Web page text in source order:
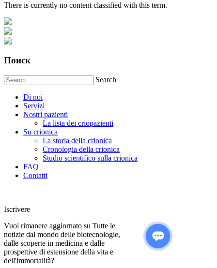
There is currently no content classified with this term.
Поиск
Search
Di noi
Servizi
Nostri pazienti
La lista dei criopazienti
Su crionica
La storia della crionica
Сronologia della crionica
Studio scientifico sulla crionica
FAQ
Contatti
Iscrivere
Vuoi rimanere aggiornato su Tutte le
notizie dal mondo delle biotecnologie,
dalle scoperte in medicina e dalle
prospettive di estensione della vita e
dell'immortalità?